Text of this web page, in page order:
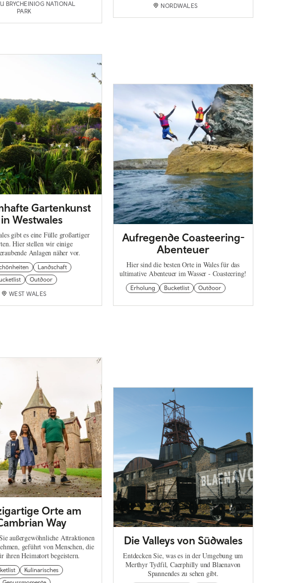
BRYCHEINIOG NATIONAL
PARK
NORDWALES
Gartenkunst
in Westwales
gibt es eine Fülle großartiger
Hier stellen wir einige
Anlagen näher vor.
Landschaft
Outdoor
WEST WALES
Aufregende Coasteering-
Abenteuer
Hier sind die besten Orte in Wales für das
ultimative Abenteuer im Wasser - Coasteering!
Erholung Bucketlist Outdoor
Orte am
Way
außergewöhnliche Attraktionen
geführt von Menschen, die
ihren Heimatort begeistern.
Kulinarisches
Die Valleys von Südwales
Entdecken Sie, was es in der Umgebung um
Merthyr Tydfil, Caerphilly und Blaenavon
Spannendes zu sehen gibt.